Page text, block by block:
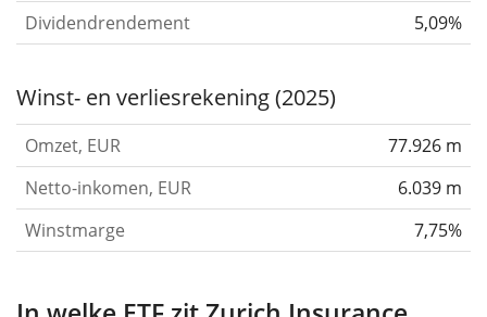
claims, voor de Farmers Exchanges, die eigendom zijn
van polishouders. Het segment Group Functions and
Operations houdt zich bezig met holding- en
financieringsactiviteiten en hoofdkantooractiviteiten.
Het segment Non-Core Businesses biedt verzekerings-
en herverzekeringsactiviteiten aan. Het bedrijf is
opgericht in 1872 en het hoofdkantoor is gevestigd in
Zürich, Zwitserland.
Dividendrendement
5,09%
Winst- en verliesrekening (2025)
Omzet, EUR
77.926 m
Netto-inkomen, EUR
6.039 m
Winstmarge
7,75%